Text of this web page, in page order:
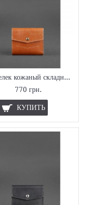
Кошелек кожаный складной рыжий
770 грн.
КУПИТЬ